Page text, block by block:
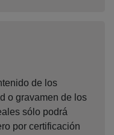
de los
o gravamen de los
sólo podrá
por certificación